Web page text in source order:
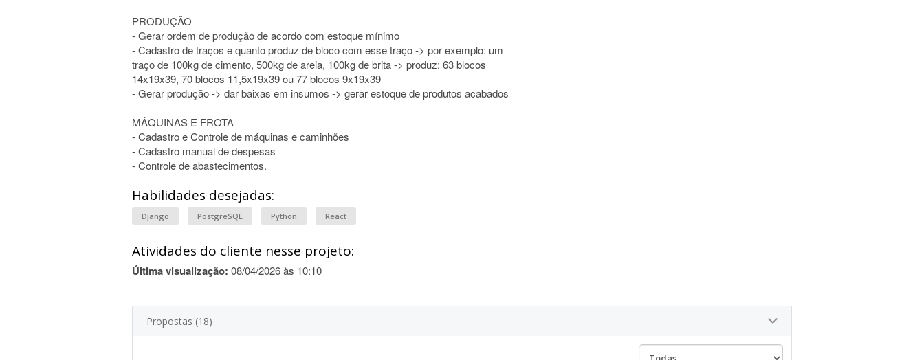
PRODUÇÃO
- Gerar ordem de produção de acordo com estoque mínimo
- Cadastro de traços e quanto produz de bloco com esse traço -> por exemplo: um
traço de 100kg de cimento, 500kg de areia, 100kg de brita -> produz: 63 blocos
14x19x39, 70 blocos 11,5x19x39 ou 77 blocos 9x19x39
- Gerar produção -> dar baixas em insumos -> gerar estoque de produtos acabados
MÁQUINAS E FROTA
- Cadastro e Controle de máquinas e caminhões
- Cadastro manual de despesas
- Controle de abastecimentos.
Habilidades desejadas:
Django PostgreSQL Python React
Atividades do cliente nesse projeto:
Última visualização: 08/04/2026 às 10:10
Propostas (18)